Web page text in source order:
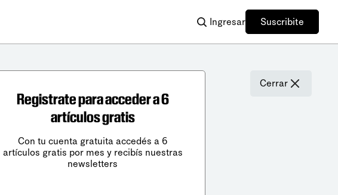
Ingresar Suscribite
Cerrar
Registrate para acceder a 6
artículos gratis
Con tu cuenta gratuita accedés a 6
artículos gratis por mes y recibís nuestras
newsletters